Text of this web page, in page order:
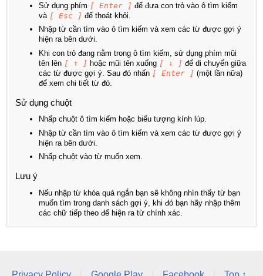
Sử dụng phím [ Enter ] để đưa con trỏ vào ô tìm kiếm
và [ Esc ] để thoát khỏi.
Nhập từ cần tìm vào ô tìm kiếm và xem các từ được gợi ý
hiện ra bên dưới.
Khi con trỏ đang nằm trong ô tìm kiếm, sử dụng phím mũi
tên lên [ ↑ ] hoặc mũi tên xuống [ ↓ ] để di chuyển giữa
các từ được gợi ý. Sau đó nhấn [ Enter ] (một lần nữa)
để xem chi tiết từ đó.
Sử dụng chuột
Nhấp chuột ô tìm kiếm hoặc biểu tượng kính lúp.
Nhập từ cần tìm vào ô tìm kiếm và xem các từ được gợi ý
hiện ra bên dưới.
Nhấp chuột vào từ muốn xem.
Lưu ý
Nếu nhập từ khóa quá ngắn bạn sẽ không nhìn thấy từ bạn
muốn tìm trong danh sách gợi ý, khi đó bạn hãy nhập thêm
các chữ tiếp theo để hiện ra từ chính xác.